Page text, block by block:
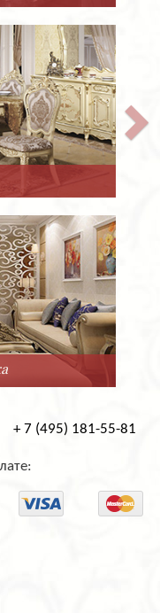
+ 7 (495) 181-55-81